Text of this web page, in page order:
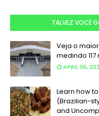
TALVEZ VOCÊ
Veja o
medindo
APRIL 05,
Learn how
(Brazilian-
and